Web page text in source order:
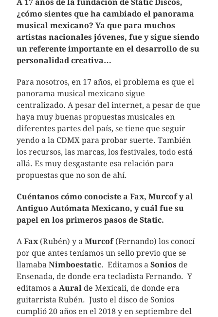
A 17 años de la fundación de Static Discos,
¿cómo sientes que ha cambiado el panorama
musical mexicano? Ya que para muchos
artistas nacionales jóvenes, fue y sigue siendo
un referente importante en el desarrollo de su
personalidad creativa…
Para nosotros, en 17 años, el problema es que el
panorama musical mexicano sigue
centralizado. A pesar del internet, a pesar de que
haya muy buenas propuestas musicales en
diferentes partes del país, se tiene que seguir
yendo a la CDMX para probar suerte. También
los recursos, las marcas, los festivales, todo está
allá. Es muy desgastante esa relación para
propuestas que no son de ahí.
Cuéntanos cómo conociste a Fax, Murcof y al
Antiguo Autómata Mexicano, y cuál fue su
papel en los primeros pasos de Static.
AFax(Rubén) y a Murcof (Fernando) los conocí
por que antes teníamos un sello previo que se
llamaba Nimboestatic. Editamos a Soniosde
Ensenada, de donde era tecladista Fernando. Y
editamos a Aural de Mexicali, de donde era
guitarrista Rubén. Justo el disco de Sonios
cumplió 20 años en el 2018 y en septiembre del